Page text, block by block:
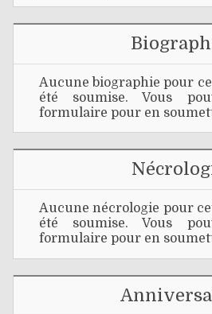
Aucune biographie pour
été soumise. Vous
formulaire pour en
Aucune nécrologie pour
été soumise. Vous
formulaire pour en